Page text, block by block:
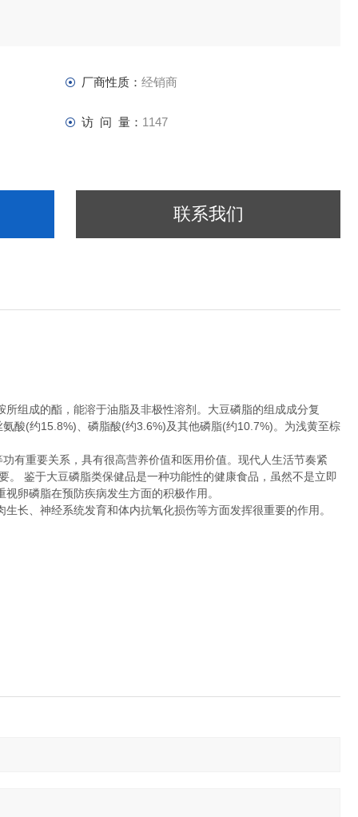
厂商性质： 经销商
访 问 量： 1147
联系我们
成的酯，能溶于油脂及非极性溶剂。大豆磷脂的组成成分复
酸(约15.8%)、磷脂酸(约3.6%)及其他磷脂(约10.7%)。为浅黄至棕
重要关系，具有很高营养价值和医用价值。现代人生活节奏紧
鉴于大豆磷脂类保健品是一种功能性的健康食品，虽然不是立即
卵磷脂在预防疾病发生方面的积极作用。
、神经系统发育和体内抗氧化损伤等方面发挥很重要的作用。